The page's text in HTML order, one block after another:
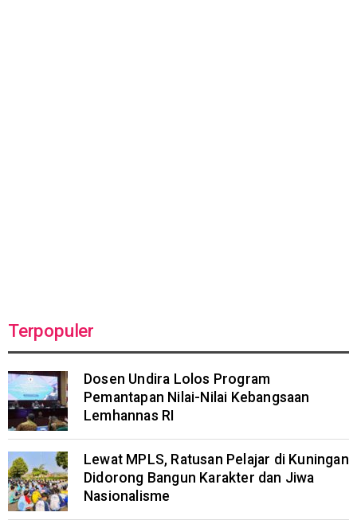
Terpopuler
Dosen Undira Lolos Program
Pemantapan Nilai-Nilai Kebangsaan
Lemhannas RI
Lewat MPLS, Ratusan Pelajar di Kuningan
Didorong Bangun Karakter dan Jiwa
Nasionalisme